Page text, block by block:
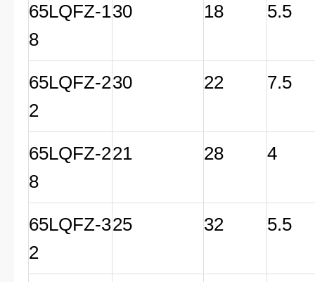
65LQFZ-1
8
30 18 5.5
65LQFZ-2
2
30 22 7.5
65LQFZ-2
8
21 28 4
65LQFZ-3
2
25 32 5.5